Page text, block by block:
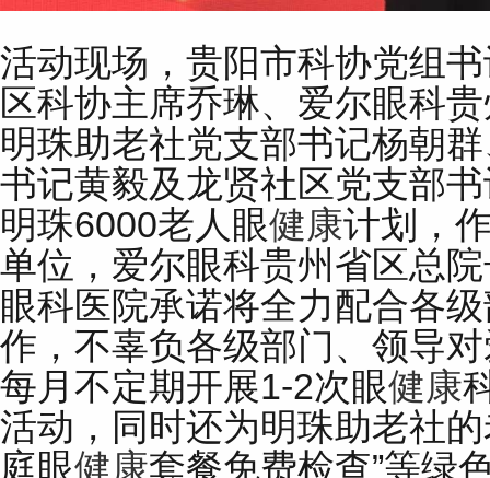
活动现场，贵阳市科协党组
区科协主席乔琳、爱尔眼科
明珠助老社党支部书记杨朝
书记黄毅及龙贤社区党支部
明珠6000老人眼健康计划，
单位，爱尔眼科贵州省区总
眼科医院承诺将全力配合各
作，不辜负各级部门、领导
每月不定期开展1-2次眼健康
活动，同时还为明珠助老社
庭眼健康套餐免费检查”等绿